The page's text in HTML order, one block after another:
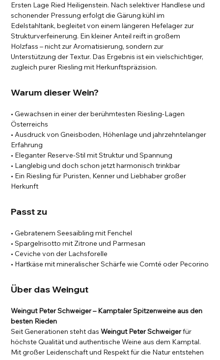
Ersten Lage Ried Heiligenstein. Nach selektiver Handlese und
schonender Pressung erfolgt die Gärung kühl im
Edelstahltank, begleitet von einem längeren Hefelager zur
Strukturverfeinerung. Ein kleiner Anteil reift in großem
Holzfass – nicht zur Aromatisierung, sondern zur
Unterstützung der Textur. Das Ergebnis ist ein vielschichtiger,
zugleich purer Riesling mit Herkunftspräzision.
Warum dieser Wein?
• Gewachsen in einer der berühmtesten Riesling-Lagen
Österreichs
• Ausdruck von Gneisboden, Höhenlage und jahrzehntelanger
Erfahrung
• Eleganter Reserve-Stil mit Struktur und Spannung
• Langlebig und doch schon jetzt harmonisch trinkbar
• Ein Riesling für Puristen, Kenner und Liebhaber großer
Herkunft
Passt zu
• Gebratenem Seesaibling mit Fenchel
• Spargelrisotto mit Zitrone und Parmesan
• Ceviche von der Lachsforelle
• Hartkäse mit mineralischer Schärfe wie Comté oder Pecorino
Über das Weingut
Weingut Peter Schweiger – Kamptaler Spitzenweine aus den
besten Rieden
Seit Generationen steht dasWeingut Peter Schweigerfür
höchste Qualität und authentische Weine aus dem Kamptal.
Mit großer Leidenschaft und Respekt für die Natur entstehen